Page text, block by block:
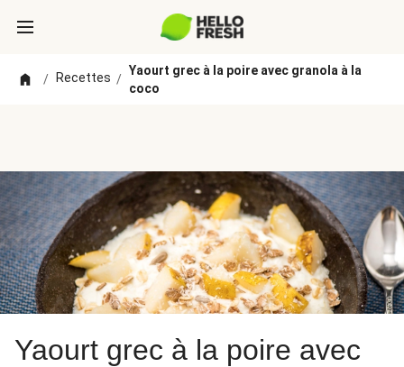
/ Recettes /
Yaourt grec à la poire avec granola à la
coco
Yaourt grec à la poire avec